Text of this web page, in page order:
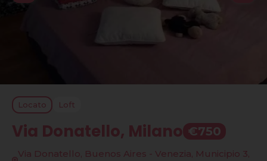
Locato Loft
Via Donatello, Milano €750
Via Donatello, Buenos Aires - Venezia, Municipio 3,